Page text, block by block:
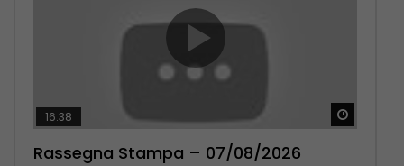
16:38
Rassegna Stampa – 07/08/2026
17:38
Rassegna Stampa – 06/08/2026